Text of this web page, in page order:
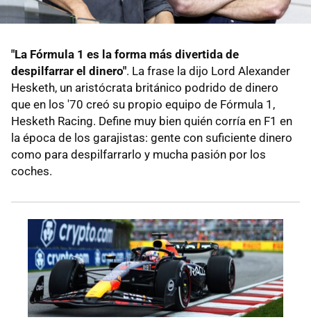
"La Fórmula 1 es la forma más divertida de
despilfarrar el dinero". La frase la dijo Lord Alexander
Hesketh, un aristócrata británico podrido de dinero
que en los '70 creó su propio equipo de Fórmula 1,
Hesketh Racing. Define muy bien quién corría en F1 en
la época de los garajistas: gente con suficiente dinero
como para despilfarrarlo y mucha pasión por los
coches.